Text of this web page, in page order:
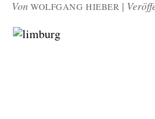
Von WOLFGANG HIEBER |